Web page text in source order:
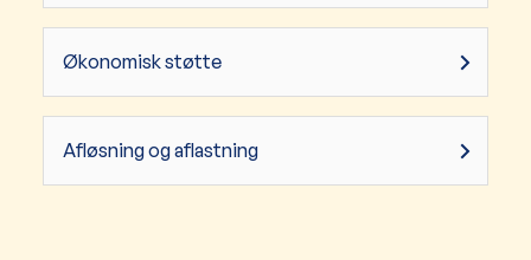
Økonomisk støtte
Afløsning og aflastning